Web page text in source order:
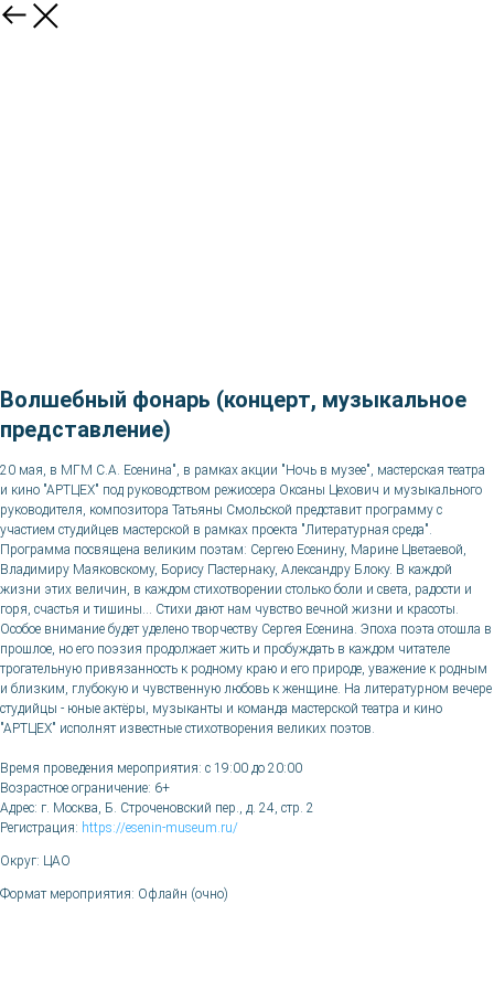
Волшебный фонарь (концерт, музыкальное
представление)
20 мая, в МГМ С.А. Есенина", в рамках акции "Ночь в музее", мастерская театра
и кино "АРТЦЕХ" под руководством режиссера Оксаны Цехович и музыкального
руководителя, композитора Татьяны Смольской представит программу с
участием студийцев мастерской в рамках проекта "Литературная среда".
Программа посвящена великим поэтам: Сергею Есенину, Марине Цветаевой,
Владимиру Маяковскому, Борису Пастернаку, Александру Блоку. В каждой
жизни этих величин, в каждом стихотворении столько боли и света, радости и
горя, счастья и тишины… Стихи дают нам чувство вечной жизни и красоты.
Особое внимание будет уделено творчеству Сергея Есенина. Эпоха поэта отошла в
прошлое, но его поэзия продолжает жить и пробуждать в каждом читателе
трогательную привязанность к родному краю и его природе, уважение к родным
и близким, глубокую и чувственную любовь к женщине. На литературном вечере
студийцы - юные актёры, музыканты и команда мастерской театра и кино
"АРТЦЕХ" исполнят известные стихотворения великих поэтов.
Время проведения мероприятия: c 19:00 до 20:00
Возрастное ограничение: 6+
Адрес: г. Москва, Б. Строченовский пер., д. 24, стр. 2
Регистрация: https://esenin-museum.ru/
Округ: ЦАО
Формат мероприятия: Офлайн (очно)